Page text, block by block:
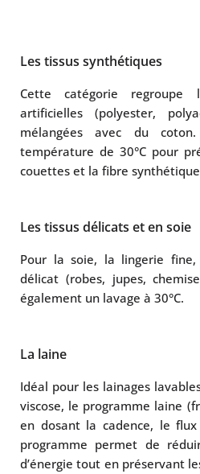
Les tissus synthétiques
Cette catégorie
artificielles (polyester,
mélangées avec du
température de 30°C pour
couettes et la fibre
Les tissus délicats et en soie
Pour la soie, la lingerie
délicat (robes, jupes,
également un lavage à 30°C.
La laine
Idéal pour les lainages
viscose, le programme laine
en dosant la cadence, le flux
programme permet de
d’énergie tout en préservant